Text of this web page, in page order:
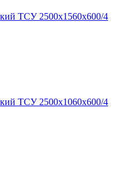
ТСУ 2500x1560x600/4
ТСУ 2500x1060x600/4